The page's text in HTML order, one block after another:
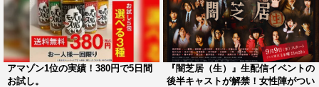
ショーや質問コーナーも実施する特別なイベントとなる。
坂井翔 コメント
出演のお話を頂いたとき、タイトルのインパクトに衝撃を
アマゾン1位の実績！380円で5日間
お試し。
『闇芝居（生）』生配信イベントの
後半キャストが解禁！女性陣がつい